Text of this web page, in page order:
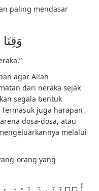
paling mendasar
agar Allah
dari neraka sejak
segala bentuk
juga harapan
dosa-dosa, atau
melalui
orang yang